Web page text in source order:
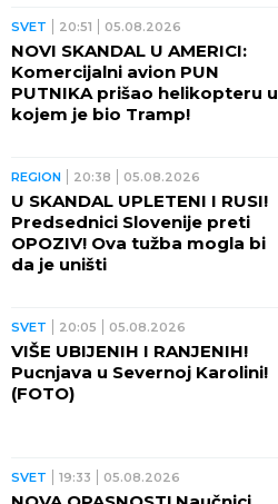
SVET 20:51 05.08.2026
NOVI SKANDAL U AMERICI:
Komercijalni avion PUN
PUTNIKA prišao helikopteru u
kojem je bio Tramp!
REGION 20:38 05.08.2026
U SKANDAL UPLETENI I RUSI!
Predsednici Slovenije preti
OPOZIV! Ova tužba mogla bi
da je uništi
SVET 20:05 05.08.2026
VIŠE UBIJENIH I RANJENIH!
Pucnjava u Severnoj Karolini!
(FOTO)
SVET 19:33 05.08.2026